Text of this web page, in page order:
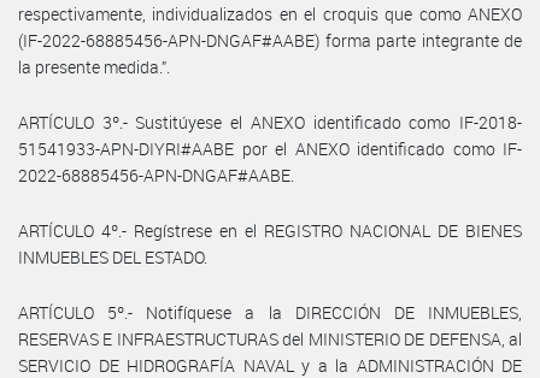
respectivamente, individualizados en el croquis que como ANEXO
(IF-2022-68885456-APN-DNGAF#AABE) forma parte integrante de
la presente medida.”.
ARTÍCULO 3º.- Sustitúyese el ANEXO identificado como IF-2018-
51541933-APN-DIYRI#AABE por el ANEXO identificado como IF-
2022-68885456-APN-DNGAF#AABE.
ARTÍCULO 4º.- Regístrese en el REGISTRO NACIONAL DE BIENES
INMUEBLES DEL ESTADO.
ARTÍCULO 5º.- Notifíquese a la DIRECCIÓN DE INMUEBLES,
RESERVAS E INFRAESTRUCTURAS del MINISTERIO DE DEFENSA, al
SERVICIO DE HIDROGRAFÍA NAVAL y a la ADMINISTRACIÓN DE